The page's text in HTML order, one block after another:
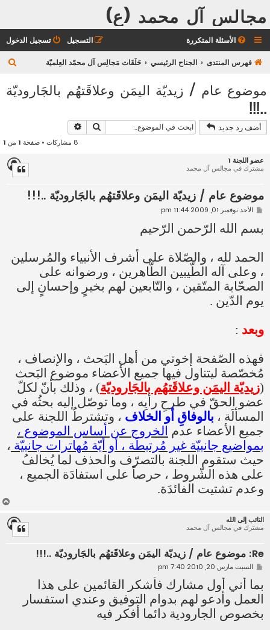
مجالس آل محمد (ع)
الأسئلة المتكررة تسجيل الدخول التسجيل
فهرس المنتدى الجناح الرئيسي حَلَقَات مَجالِس آل محمّد العِلميّة
موضوع عام / زيديّة اليمَن وعلاقَتهُم بالجَاروديّة
..!!!
أضف رد جديد بحث
8 مشاركات • صفحة 1 من 1
عضو اللجنة 1
مشترك في مجالس آل محمد
موضوع عام / زيديّة اليمَن وعلاقَتهُم بالجَاروديّة ..!!!
م
ر
الأحد نوفمبر 01, 2009 11:44 pm
بسم الله الرّحمن الرّحيم
الحمد لله ، والصّلاة على أشرف الأنبياء والمُرسلين
، وعلى آله الطّيبين الطّاهرين ، ورضوانه على
الصحّابة المتّقين ، والتّابعين لهم بخيرٍ وإحسانٍ إلى
يوم الدّين .
وبعد :
فهذه الصّفحة إخوتي من أهل البَحث ، والإنصاف ،
مُخصّصة ليتناول فيها جميع الأعضاء موضوع البَحث
(زيديّة اليمَن وعلاقَتهُم بالجَاروديّة) ، وذلك بأنّ لكلّ
عضو الحقّ في طرحِ رأيِه ، وما توصّل إليه بحثُه في
المسألَة ، بالوفاقِ أو الخلاف ، وتشترطُ اللجنة على
جميع الأعضاء عدم الخروج عن أساس الموضوع ،
بمواضيع جانبيّة غير مُرتبطَة ، أو أيّة مُهاترات جانبيّة ،
حيث ستقوم اللجنة بالتصرّف والحذف لما يُخالفُ
على هذه الشّروط ، حرصاً على استفادَة الجميع ،
وعدم تشتيت الفائدَة.
التائب إلى الله
مشترك في مجالس آل محمد
Re: موضوع عام / زيديّة اليمَن وعلاقَتهُم بالجَاروديّة ..!!!
م
ر
ك
ة
السبت مارس 20, 2010 7:40 pm
بما أني أول مشارك فأشكر القائمين على هذا
العمل وأدعو لهم بدوام التوفيق وعندي استفسار
بخصوص الجارودية دائما أفكر فيه